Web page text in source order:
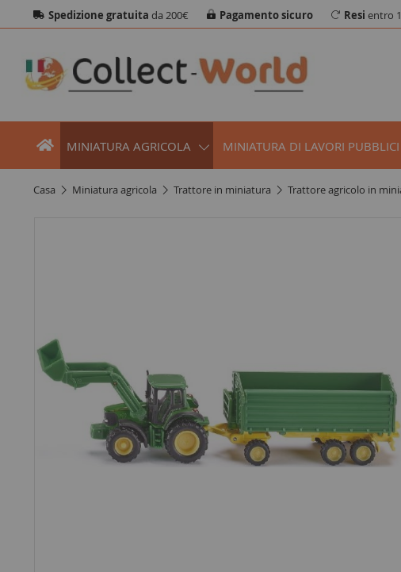
Spedizione gratuita da 200€ Pagamento sicuro Resi entro
MINIATURA AGRICOLA MINIATURA DI LAVORI PUBBLICI
casa miniatura agricola trattore in miniatura trattore agricolo in